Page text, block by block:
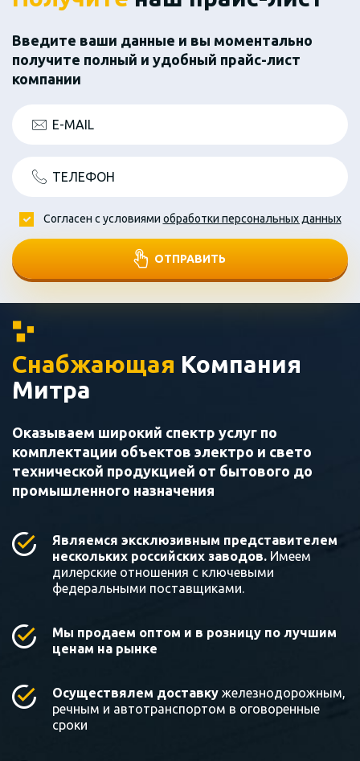
Введите ваши данные и вы моментально
получите полный и удобный прайс-лист
компании
E-MAIL
ТЕЛЕФОН
ОТПРАВИТЬ
Согласен с условиями обработки персональных данных
Снабжающая Компания
Митра
Оказываем широкий спектр услуг по
комплектации объектов электро и свето
технической продукцией от бытового до
промышленного назначения
Являемся эксклюзивным представителем
нескольких российских заводов. Имеем
дилерские отношения с ключевыми
федеральными поставщиками.
Мы продаем оптом и в розницу по лучшим
ценам на рынке
Осуществялем доставку железнодорожным,
речным и автотранспортом в оговоренные
сроки